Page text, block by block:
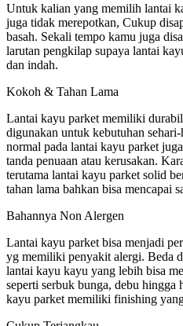
Untuk kalian yang memilih lantai
juga tidak merepotkan, Cukup
basah. Sekali tempo kamu juga
larutan pengkilap supaya lantai
dan indah.
Kokoh & Tahan Lama
Lantai kayu parket memiliki
digunakan untuk kebutuhan
normal pada lantai kayu parket
tanda penuaan atau kerusakan.
terutama lantai kayu parket solid
tahan lama bahkan bisa mencapai
Bahannya Non Alergen
Lantai kayu parket bisa menjadi
yg memiliki penyakit alergi. Beda
lantai kayu kayu yang lebih bisa
seperti serbuk bunga, debu hingga
kayu parket memiliki finishing